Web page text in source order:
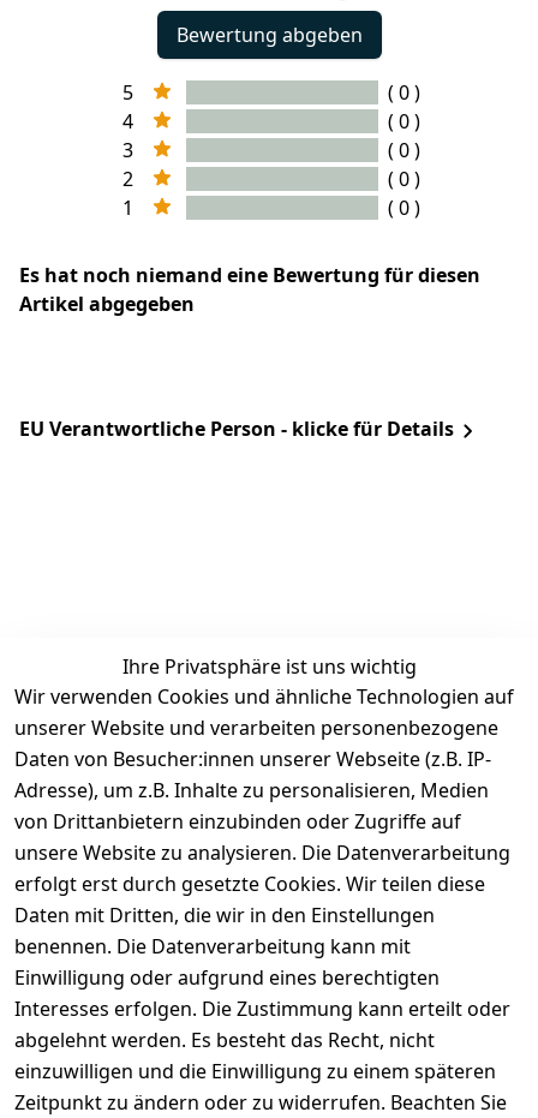
Bewertung abgeben
5
( 0 )
4
( 0 )
3
( 0 )
2
( 0 )
1
( 0 )
Es hat noch niemand eine Bewertung für diesen
Artikel abgegeben
EU Verantwortliche Person - klicke für Details
Ihre Privatsphäre ist uns wichtig
Wir verwenden Cookies und ähnliche Technologien auf
unserer Website und verarbeiten personenbezogene
Daten von Besucher:innen unserer Webseite (z.B. IP-
Adresse), um z.B. Inhalte zu personalisieren, Medien
von Drittanbietern einzubinden oder Zugriffe auf
unsere Website zu analysieren. Die Datenverarbeitung
erfolgt erst durch gesetzte Cookies. Wir teilen diese
Daten mit Dritten, die wir in den Einstellungen
benennen. Die Datenverarbeitung kann mit
Einwilligung oder aufgrund eines berechtigten
Interesses erfolgen. Die Zustimmung kann erteilt oder
abgelehnt werden. Es besteht das Recht, nicht
einzuwilligen und die Einwilligung zu einem späteren
Zeitpunkt zu ändern oder zu widerrufen. Beachten Sie
Rechtliches
AGB
Impressum
Datenschutze
rklärung
Widerrufsrec
ht
Services
Kontakt
Kundenservic
e
Zahlung &
Versand
Batteriegeset
z
Newsletter
Unsere
Partner
FAQ
Zahlung &
Versand
Kontakt
+49
Mail:
info@select
Unter den
selected-lights
selected-